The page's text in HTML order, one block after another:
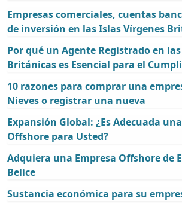
Empresas comerciales, cuentas
de inversión en las Islas Vírgenes
Por qué un Agente Registrado en
Británicas es Esencial para el
10 razones para comprar una
Nieves o registrar una nueva
Expansión Global: ¿Es Adecuada
Offshore para Usted?
Adquiera una Empresa Offshore de
Belice
Sustancia económica para su